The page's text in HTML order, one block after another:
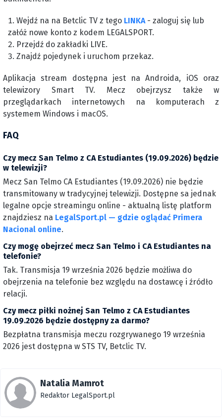
Wejdź na na Betclic TV z tego LINKA- zaloguj się lub
załóż nowe konto z kodem LEGALSPORT.
Przejdź do zakładki LIVE.
Znajdź pojedynek i uruchom przekaz.
Aplikacja stream dostępna jest na Androida, iOS oraz
telewizory Smart TV. Mecz obejrzysz także w
przeglądarkach internetowych na komputerach z
systemem Windows i macOS.
FAQ
Czy mecz San Telmo z CA Estudiantes (19.09.2026) będzie
w telewizji?
Mecz San Telmo CA Estudiantes (19.09.2026) nie będzie
transmitowany w tradycyjnej telewizji. Dostępne sa jednak
legalne opcje streamingu online - aktualną listę platform
znajdziesz na LegalSport.pl — gdzie oglądać Primera
Nacional online.
Czy mogę obejrzeć mecz San Telmo i CA Estudiantes na
telefonie?
Tak. Transmisja 19 września 2026 będzie możliwa do
obejrzenia na telefonie bez względu na dostawcę i źródło
relacji.
Czy mecz piłki nożnej San Telmo z CA Estudiantes
19.09.2026 będzie dostępny za darmo?
Bezpłatna transmisja meczu rozgrywanego 19 września
2026 jest dostępna w STS TV, Betclic TV.
Natalia Mamrot
Redaktor LegalSport.pl